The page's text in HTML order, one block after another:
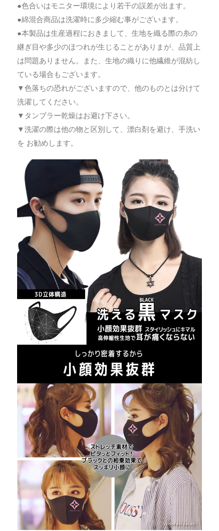
●色合いはモニター環境により若干の誤差が出ます。
●綿混合商品は洗濯時に多少縮む事がございます。
●本製品は生産過程におきまして、生地を織る際の糸の
継ぎ目や多少のほつれが生じることがありまが、品質上
は問題ありません。また、生地の織りに他繊維が混紡し
ている場合もございます。
▼色落ちの恐れがございますので、他のものとは分けて
洗濯してください。
▼タンブラー乾燥はお避け下さい。
▼洗濯の際は他の物と区別して、漂白剤を避け、手洗い
を お勧めします。